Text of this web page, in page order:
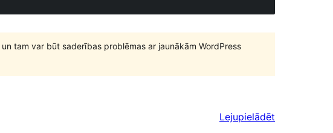
tam var būt saderības problēmas ar jaunākām WordPress
Lejupielādēt